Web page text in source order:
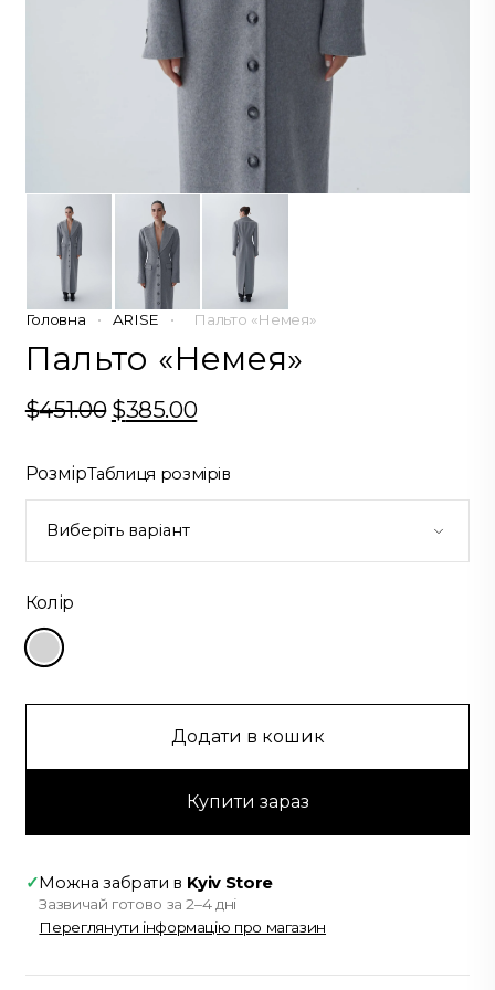
Головна • ARISE • Пальто «Немея»
Пальто «Немея»
$451.00 Оригінальна
$451.00.
$385.00Поточна
$385.00.
РозмірТаблиця розмірів
Колір
Додати в кошик
Купити зараз
✓Можна забрати в Kyiv Store
Зазвичай готово за 2–4 дні
Переглянути інформацію про магазин